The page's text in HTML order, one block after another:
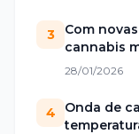
3
Com
cannabis
28/01/2026
4
Onda de